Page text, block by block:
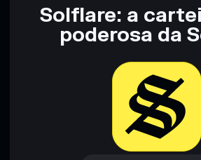
Solflare: a
poderosa da
Baixar agora